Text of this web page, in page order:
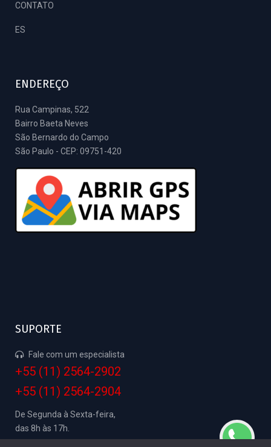
CONTATO
ES
ENDEREÇO
Rua Campinas, 522
Bairro Baeta Neves
São Bernardo do Campo
São Paulo - CEP: 09751-420
SUPORTE
Fale com um especialista
+55 (11) 2564-2902
+55 (11) 2564-2904
De Segunda à Sexta-feira,
das 8h às 17h.